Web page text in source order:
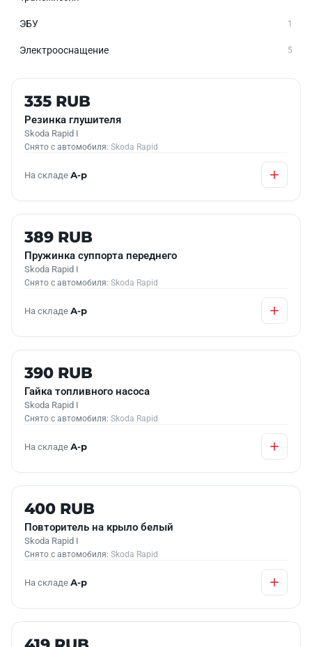
ЭБУ 1
Электрооснащение 5
Б/У В НАЛИЧИИ
335 RUB
Резинка глушителя
Skoda Rapid I
Снято с автомобиля: Skoda Rapid
На складе А-р
Б/У В НАЛИЧИИ
389 RUB
Пружинка суппорта переднего
Skoda Rapid I
Снято с автомобиля: Skoda Rapid
На складе А-р
Б/У В НАЛИЧИИ
390 RUB
Гайка топливного насоса
Skoda Rapid I
Снято с автомобиля: Skoda Rapid
На складе А-р
Б/У В НАЛИЧИИ
400 RUB
Повторитель на крыло белый
Skoda Rapid I
Снято с автомобиля: Skoda Rapid
На складе А-р
Б/У В НАЛИЧИИ